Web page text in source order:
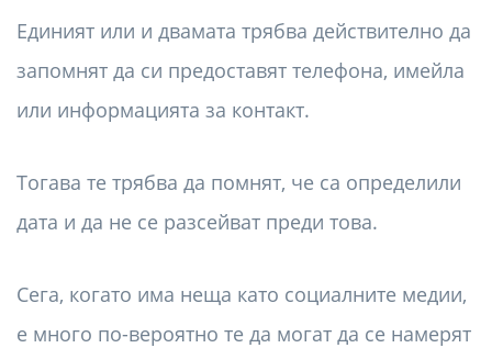
Единият или и двамата трябва действително да
запомнят да си предоставят телефона, имейла
или информацията за контакт.
Тогава те трябва да помнят, че са определили
дата и да не се разсейват преди това.
Сега, когато има неща като социалните медии,
е много по-вероятно те да могат да се намерят